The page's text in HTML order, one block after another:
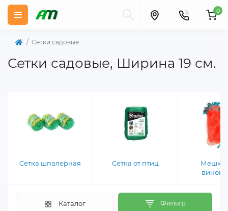
0
Сетки садовые
Сетки садовые, Ширина 19 см.
Сетка шпалерная Сетка от птиц
Мешки
Фильтр
Каталог